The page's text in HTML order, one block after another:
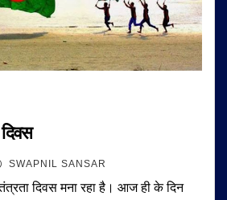
SWAPNIL SANSAR
दिवस मना रहा है। आज ही के दिन